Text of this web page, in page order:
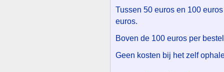
Tussen 50 euros en 100
euros.
Boven de 100 euros per
Geen kosten bij het zelf